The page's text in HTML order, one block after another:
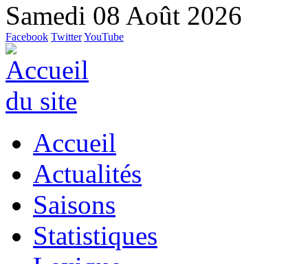
Samedi 08 Août 2026
Facebook TwitterYouTube
Accueil
Actualités
Saisons
Statistiques